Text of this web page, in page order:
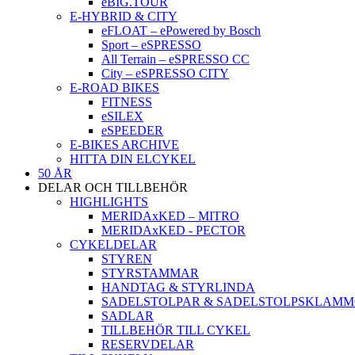
E-HYBRID & CITY
eFLOAT – ePowered by Bosch
Sport – eSPRESSO
All Terrain – eSPRESSO CC
City – eSPRESSO CITY
E-ROAD BIKES
FITNESS
eSILEX
eSPEEDER
E-BIKES ARCHIVE
HITTA DIN ELCYKEL
50 ÅR
DELAR OCH TILLBEHÖR
HIGHLIGHTS
MERIDAxKED – MITRO
MERIDAxKED - PECTOR
CYKELDELAR
STYREN
STYRSTAMMAR
HANDTAG & STYRLINDA
SADELSTOLPAR &
SADLAR
TILLBEHÖR TILL CYKEL
RESERVDELAR